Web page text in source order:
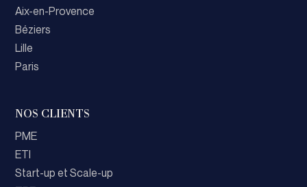
Aix-en-Provence
Béziers
Lille
Paris
NOS CLIENTS
PME
ETI
Start-up et Scale-up